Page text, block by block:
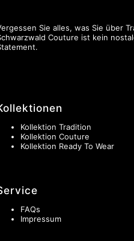
Sie alles, was Sie über
Couture ist kein
Kollektion Tradition
Kollektion Couture
Kollektion Ready To Wear
FAQs
Impressum